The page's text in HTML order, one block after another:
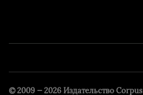
© 2009 — 2026 Издательство Corpus